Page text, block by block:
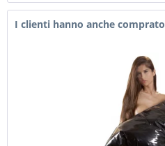
I clienti hanno anche comprato